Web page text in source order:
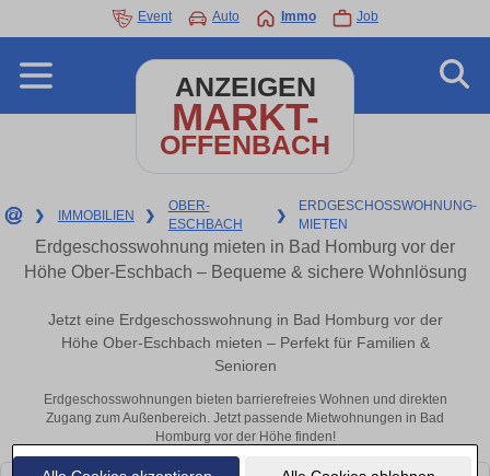
Event Auto Immo Job
ANZEIGEN
MARKT-
OFFENBACH
❯ IMMOBILIEN ❯
OBER-
ESCHBACH
❯
ERDGESCHOSSWOHNUNG-
MIETEN
Erdgeschosswohnung mieten in Bad Homburg vor der
Höhe Ober-Eschbach – Bequeme & sichere Wohnlösung
Jetzt eine Erdgeschosswohnung in Bad Homburg vor der
Höhe Ober-Eschbach mieten – Perfekt für Familien &
Senioren
Erdgeschosswohnungen bieten barrierefreies Wohnen und direkten
Zugang zum Außenbereich. Jetzt passende Mietwohnungen in Bad
Homburg vor der Höhe finden!